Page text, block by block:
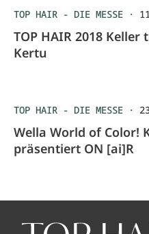
TOP HAIR - DIE MESSE ·
TOP HAIR 2018 Keller
Kertu
TOP HAIR - DIE MESSE ·
Wella World of Color!
präsentiert ON [ai]R